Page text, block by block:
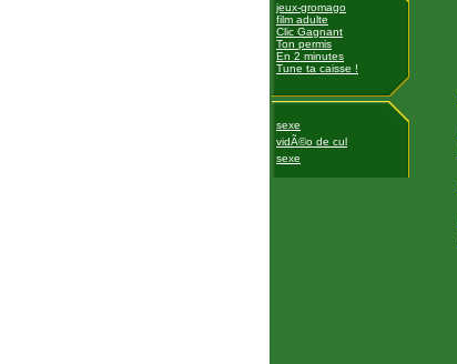
jeux-gromago
film adulte
Clic Gagnant
Ton permis
En 2 minutes
Tune ta caisse !
sexe
vidÃ©o de cul
sexe